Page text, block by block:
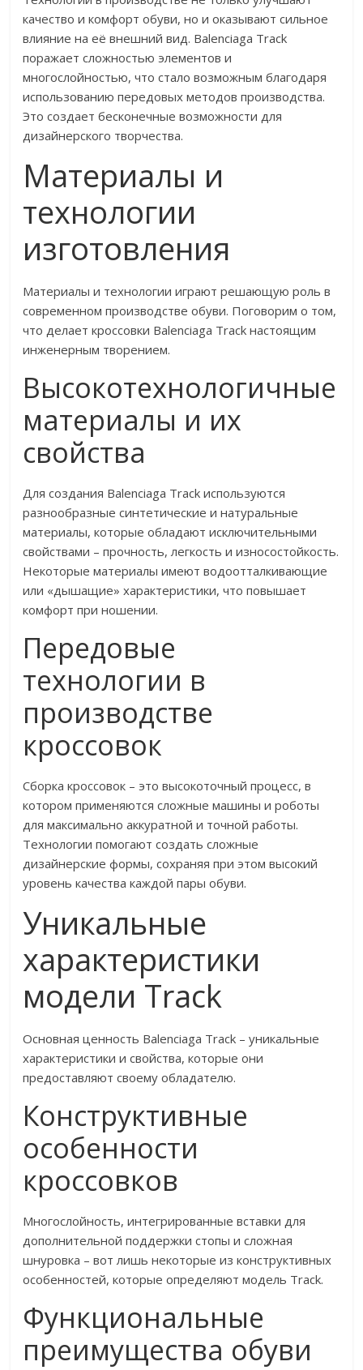
качество и комфорт обуви, но и оказывают сильное
влияние на её внешний вид. Balenciaga Track
поражает сложностью элементов и
многослойностью, что стало возможным благодаря
использованию передовых методов производства.
Это создает бесконечные возможности для
дизайнерского творчества.
Материалы и
технологии
изготовления
Материалы и технологии играют решающую роль в
современном производстве обуви. Поговорим о том,
что делает кроссовки Balenciaga Track настоящим
инженерным творением.
Высокотехнологичные
материалы и их
свойства
Для создания Balenciaga Track используются
разнообразные синтетические и натуральные
материалы, которые обладают исключительными
свойствами – прочность, легкость и износостойкость.
Некоторые материалы имеют водоотталкивающие
или «дышащие» характеристики, что повышает
комфорт при ношении.
Передовые
технологии в
производстве
кроссовок
Сборка кроссовок – это высокоточный процесс, в
котором применяются сложные машины и роботы
для максимально аккуратной и точной работы.
Технологии помогают создать сложные
дизайнерские формы, сохраняя при этом высокий
уровень качества каждой пары обуви.
Уникальные
характеристики
модели Track
Основная ценность Balenciaga Track – уникальные
характеристики и свойства, которые они
предоставляют своему обладателю.
Конструктивные
особенности
кроссовков
Многослойность, интегрированные вставки для
дополнительной поддержки стопы и сложная
шнуровка – вот лишь некоторые из конструктивных
особенностей, которые определяют модель Track.
Функциональные
преимущества обуви